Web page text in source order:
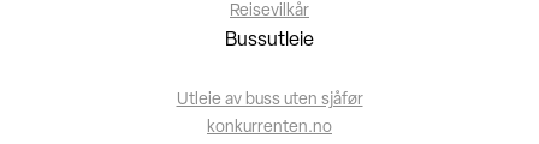
Reisevilkår
Bussutleie
Utleie av buss uten sjåfør
konkurrenten.no